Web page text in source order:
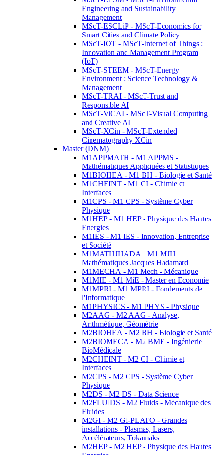
Engineering and Sustainability
Management
MScT-ESCLiP - MScT-Economics for
Smart Cities and Climate Policy
MScT-IOT - MScT-Internet of Things :
Innovation and Management Program
(IoT)
MScT-STEEM - MScT-Energy
Environment : Science Technology &
Management
MScT-TRAI - MScT-Trust and
Responsible AI
MScT-ViCAI - MScT-Visual Computing
and Creative AI
MScT-XCin - MScT-Extended
Cinematography XCin
Master (DNM)
M1APPMATH - M1 APPMS -
Mathématiques Appliquées et Statistiques
M1BIOHEA - M1 BH - Biologie et Santé
M1CHEINT - M1 CI - Chimie et
Interfaces
M1CPS - M1 CPS - Système Cyber
Physique
M1HEP - M1 HEP - Physique des Hautes
Energies
M1IES - M1 IES - Innovation, Entreprise
et Société
M1MATHJHADA - M1 MJH -
Mathématiques Jacques Hadamard
M1MECHA - M1 Mech - Mécanique
M1MIE - M1 MiE - Master en Economie
M1MPRI - M1 MPRI - Fondements de
l'Informatique
M1PHYSICS - M1 PHYS - Physique
M2AAG - M2 AAG - Analyse,
Arithmétique, Géométrie
M2BIOHEA - M2 BH - Biologie et Santé
M2BIOMECA - M2 BME - Ingénierie
BioMédicale
M2CHEINT - M2 CI - Chimie et
Interfaces
M2CPS - M2 CPS - Système Cyber
Physique
M2DS - M2 DS - Data Science
M2FLUIDS - M2 Fluids - Mécanique des
Fluides
M2GI - M2 GI-PLATO - Grandes
installations - Plasmas, Lasers,
Accélérateurs, Tokamaks
M2HEP - M2 HEP - Physique des Hautes